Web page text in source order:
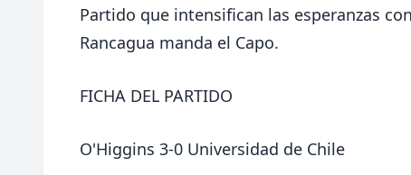
Partido que intensifican las esperanzas
Rancagua manda el Capo.
FICHA DEL PARTIDO
O'Higgins 3-0 Universidad de Chile